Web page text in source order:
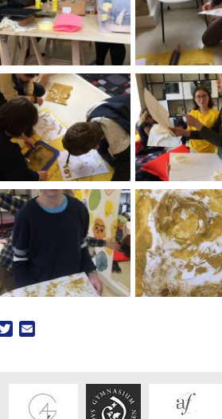
Twitter